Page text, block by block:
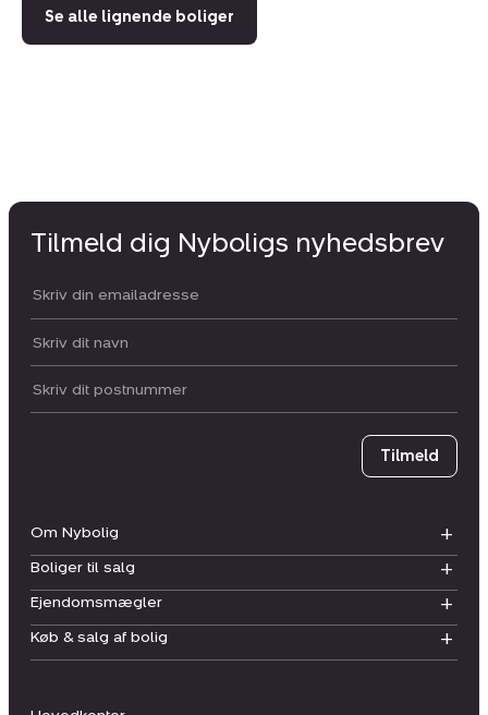
Se alle lignende boliger
Om Nybolig
Boliger til salg
Ejendomsmægler
Køb & salg af bolig
Tilmeld dig Nyboligs nyhedsbrev
Din email:
Dit navn:
Postnummer
Tilmeld